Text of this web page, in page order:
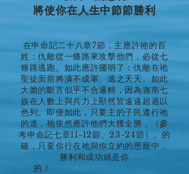
將使你在人生中節節勝利
在申命記二十八章7節，主應許祂的百
姓：仇敵從一條路來攻擊他們，必從七
條路逃跑。如此應許擺明了：仇敵在祂
聖徒面前將潰不成軍、逃之夭夭。如此
大膽的斷言似乎不合邏輯，因為迦南七
族在人數上與兵力上顯然皆遠遠超過以
色列。即便如此，只要主的子民遵行祂
的道，祂依然應許他們大獲全勝，（參
考申命記七章11-12節、23-24節）。的
確，只要你行在祂與你立約的恩寵中，
勝利和成功就是你
的！